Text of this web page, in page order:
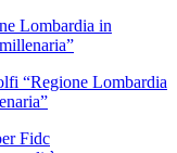
“Regione Lombardia